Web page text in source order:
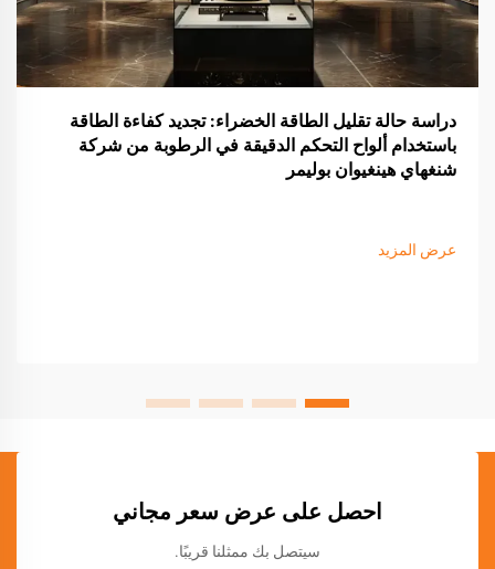
دراسة حالة تقليل الطاقة الخضراء: تجديد كفاءة الطاقة
باستخدام ألواح التحكم الدقيقة في الرطوبة من شركة
شنغهاي هينغيوان بوليمر
عرض المزيد
احصل على عرض سعر مجاني
سيتصل بك ممثلنا قريبًا.